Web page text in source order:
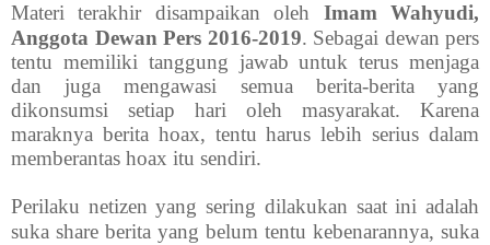
Materi terakhir disampaikan oleh Imam Wahyudi,
Anggota Dewan Pers 2016-2019. Sebagai dewan pers
tentu memiliki tanggung jawab untuk terus menjaga
dan juga mengawasi semua berita-berita yang
dikonsumsi setiap hari oleh masyarakat. Karena
maraknya berita hoax, tentu harus lebih serius dalam
memberantas hoax itu sendiri.
Perilaku netizen yang sering dilakukan saat ini adalah
suka share berita yang belum tentu kebenarannya, suka